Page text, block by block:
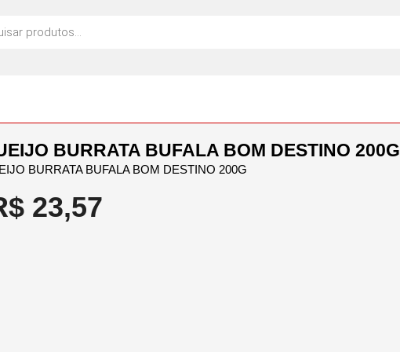
BURRATA BUFALA BOM DESTINO 200G
BURRATA BUFALA BOM DESTINO 200G
23,57